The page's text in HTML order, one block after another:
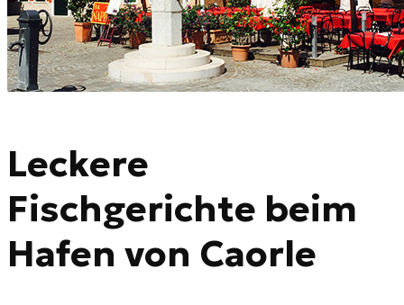
Leckere
Fischgerichte beim
Hafen von Caorle